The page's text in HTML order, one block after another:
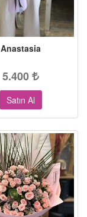
Anastasia
5.400
Satın Al